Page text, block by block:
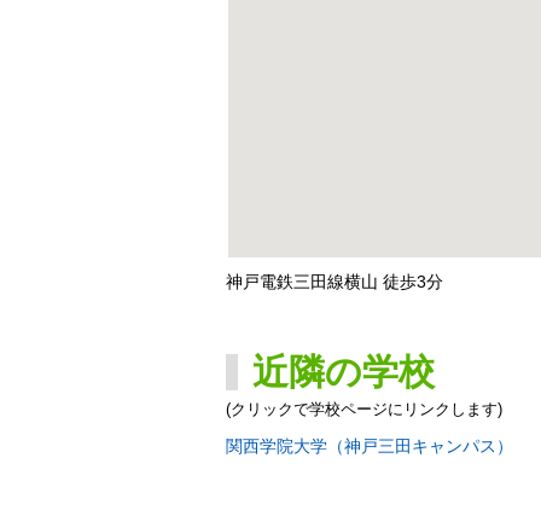
神戸電鉄三田線横山 徒歩3分
近隣の学校
(クリックで学校ページにリンクします)
関西学院大学（神戸三田キャンパス）